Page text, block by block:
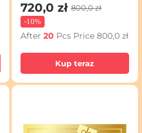
720,0 zł 800,0 zł
-10%
After20 Pcs Price800,0 zł
Kup teraz